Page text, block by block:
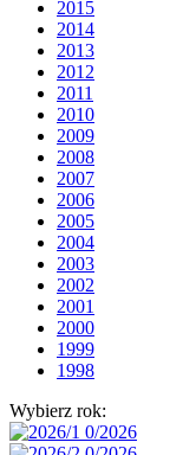
2015
2014
2013
2012
2011
2010
2009
2008
2007
2006
2005
2004
2003
2002
2001
2000
1999
1998
Wybierz rok: